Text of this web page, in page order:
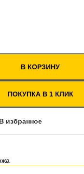
В КОРЗИНУ
ПОКУПКА В 1 КЛИК
В избранное